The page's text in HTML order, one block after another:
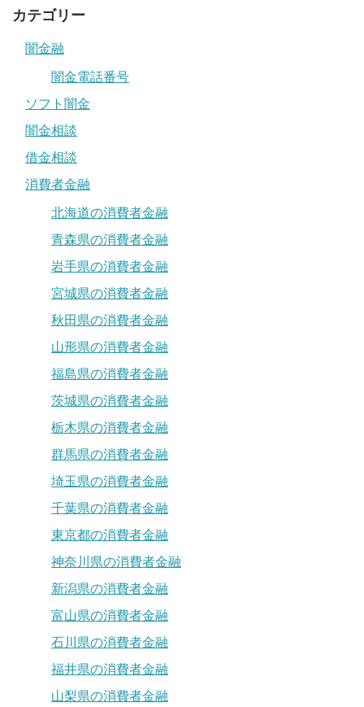
カテゴリー
闇金融
闇金電話番号
ソフト闇金
闇金相談
借金相談
消費者金融
北海道の消費者金融
青森県の消費者金融
岩手県の消費者金融
宮城県の消費者金融
秋田県の消費者金融
山形県の消費者金融
福島県の消費者金融
茨城県の消費者金融
栃木県の消費者金融
群馬県の消費者金融
埼玉県の消費者金融
千葉県の消費者金融
東京都の消費者金融
神奈川県の消費者金融
新潟県の消費者金融
富山県の消費者金融
石川県の消費者金融
福井県の消費者金融
山梨県の消費者金融